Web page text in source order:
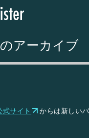
アーカイブ
サイト
からは新しい